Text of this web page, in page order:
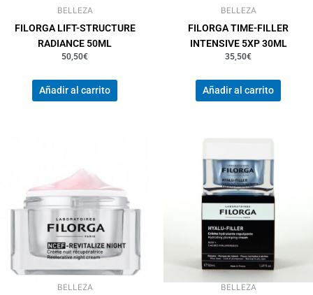
BELLEZA
FILORGA LIFT-STRUCTURE
RADIANCE 50ML
50,50€
Añadir al carrito
BELLEZA
FILORGA TIME-FILLER
INTENSIVE 5XP 30ML
35,50€
Añadir al carrito
BELLEZA BELLEZA